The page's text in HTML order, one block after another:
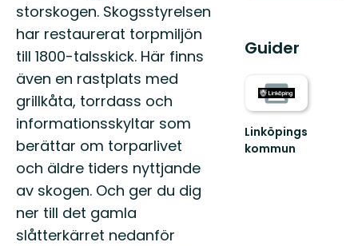
storskogen. Skogsstyrelsen
har restaurerat torpmiljön
till 1800-talsskick. Här finns
även en rastplats med
grillkåta, torrdass och
informationsskyltar som
berättar om torparlivet
och äldre tiders nyttjande
av skogen. Och ger du dig
ner till det gamla
slåtterkärret nedanför
Guider
Linköpings
kommun